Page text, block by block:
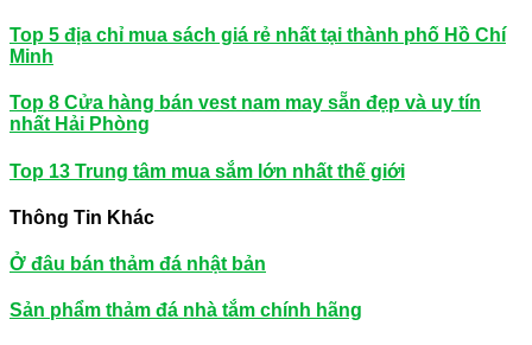
Top 5 địa chỉ mua sách giá rẻ nhất tại thành phố Hồ Chí
Minh
Top 8 Cửa hàng bán vest nam may sẵn đẹp và uy tín
nhất Hải Phòng
Top 13 Trung tâm mua sắm lớn nhất thế giới
Thông Tin Khác
Ở đâu bán thảm đá nhật bản
Sản phẩm thảm đá nhà tắm chính hãng